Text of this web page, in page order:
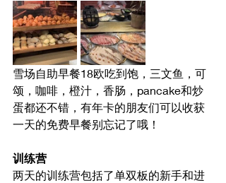
雪场自助早餐18欧吃到饱，三文鱼，可
颂，咖啡，橙汁，香肠，pancake和炒
蛋都还不错，有年卡的朋友们可以收获
一天的免费早餐别忘记了哦！
训练营
两天的训练营包括了单双板的新手和进